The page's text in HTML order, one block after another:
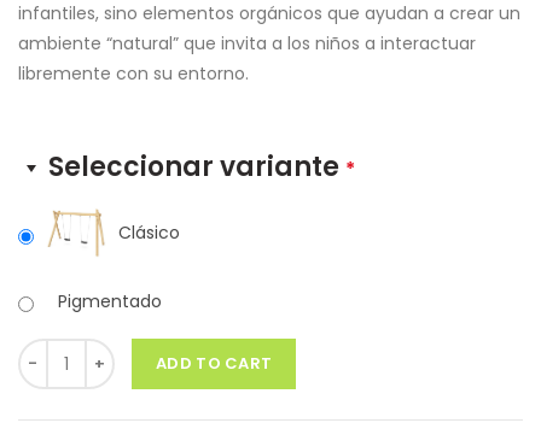
infantiles, sino elementos orgánicos que ayudan a crear un
ambiente “natural” que invita a los niños a interactuar
libremente con su entorno.
Seleccionar variante *
Clásico
Pigmentado
Quantity
ADD TO CART